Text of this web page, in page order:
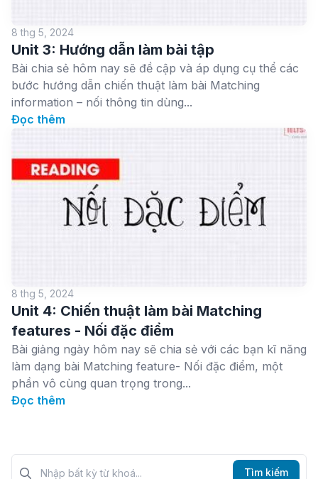
8 thg 5, 2024
Unit 3: Hướng dẫn làm bài tập
Bài chia sẻ hôm nay sẽ đề cập và áp dụng cụ thể các
bước hướng dẫn chiến thuật làm bài Matching
information – nối thông tin dùng...
Đọc thêm
8 thg 5, 2024
Unit 4: Chiến thuật làm bài Matching
features - Nối đặc điểm
Bài giảng ngày hôm nay sẽ chia sẻ với các bạn kĩ năng
làm dạng bài Matching feature- Nối đặc điểm, một
phần vô cùng quan trọng trong...
Đọc thêm
Tìm kiếm?>
Tìm kiếm